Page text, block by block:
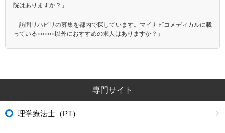
院はありますか？」
「訪問リハビリの募集を都内で探しています。マイナビコメディカルに載
っている○○○○○以外におすすめの求人はありますか？」
専門サイト
理学療法士（PT）